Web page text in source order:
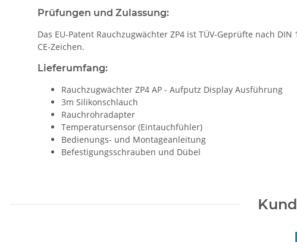
Prüfungen und Zulassung:
Das EU-Patent Rauchzugwächter ZP4 ist TÜV-Geprüfte nach
CE-Zeichen.
Lieferumfang:
Rauchzugwächter ZP4 AP - Aufputz Display Ausführung
3m Silikonschlauch
Rauchrohradapter
Temperatursensor (Eintauchfühler)
Bedienungs- und Montageanleitung
Befestigungsschrauben und Dübel